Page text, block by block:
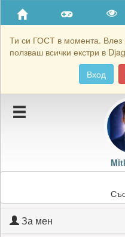
Ти си ГОСТ в момента. Влез
ползваш всички екстри в
Вход
Приятели
Хронология на игри
Подаръците на
Картичките на
Блокирай Mitko_1958
За мен